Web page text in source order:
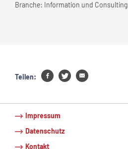
Branche: Information und Consulting
Teilen:
Impressum
Datenschutz
Kontakt